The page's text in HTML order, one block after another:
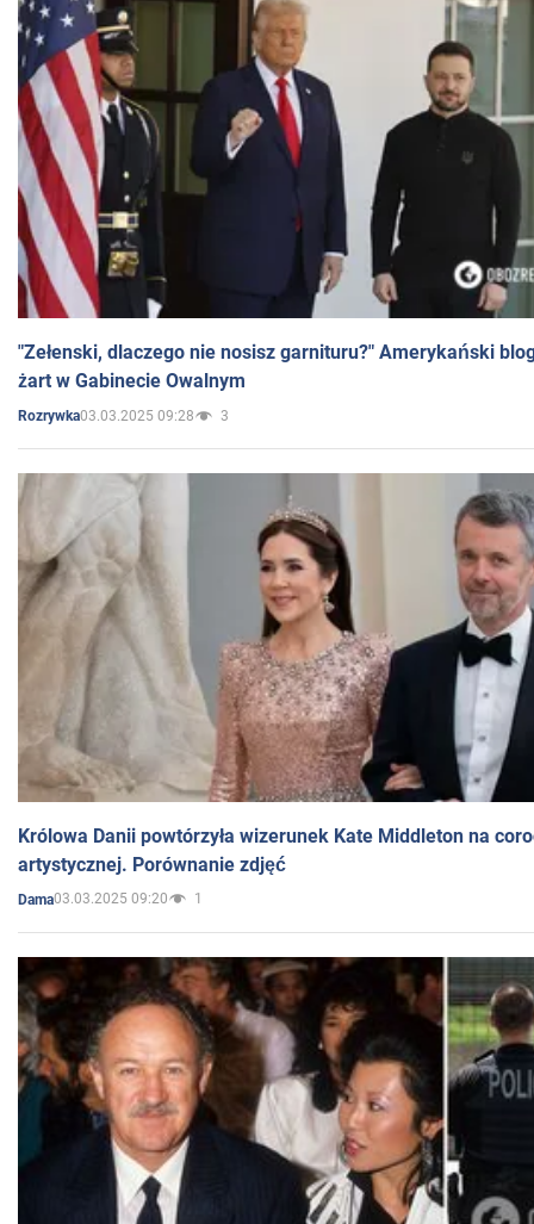
"Zełenski, dlaczego nie nosisz garnituru?" Amerykański
żart w Gabinecie Owalnym
Rozrywka03.03.2025 09:28 3
Królowa Danii powtórzyła wizerunek Kate Middleton na
artystycznej. Porównanie zdjęć
Dama03.03.2025 09:20 1